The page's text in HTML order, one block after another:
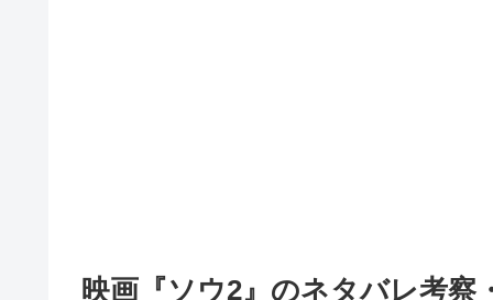
映画『ソウ2』のネタバレ考察